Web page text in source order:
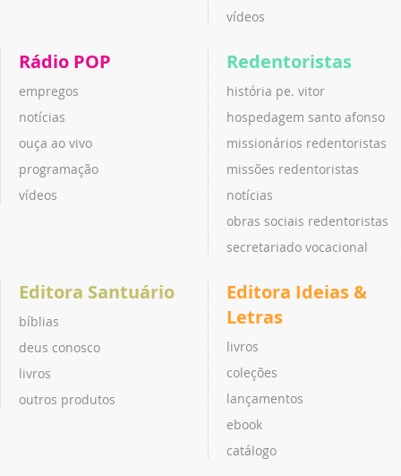
vídeos
Rádio POP
empregos
notícias
ouça ao vivo
programação
vídeos
Redentoristas
história pe. vitor
hospedagem santo afonso
missionários redentoristas
missões redentoristas
notícias
obras sociais redentoristas
secretariado vocacional
Editora Santuário
bíblias
deus conosco
livros
outros produtos
Editora Ideias &
Letras
livros
coleções
lançamentos
ebook
catálogo